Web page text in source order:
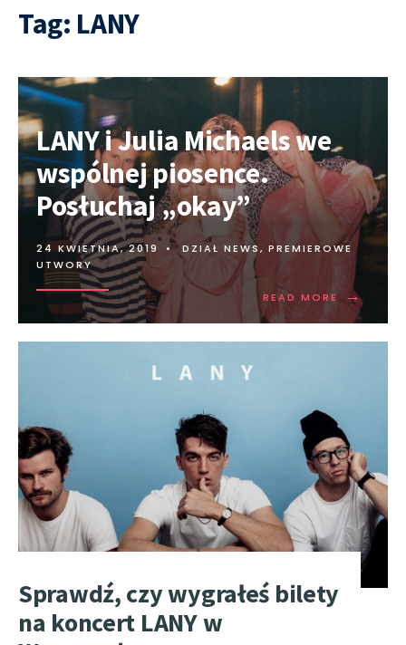
Tag: LANY
LANY i Julia Michaels we
wspólnej piosence.
Posłuchaj „okay”
24 KWIETNIA, 2019 • DZIAŁ NEWS, PREMIEROWE
UTWORY
READ MORE →
Sprawdź, czy wygrałeś bilety
na koncert LANY w